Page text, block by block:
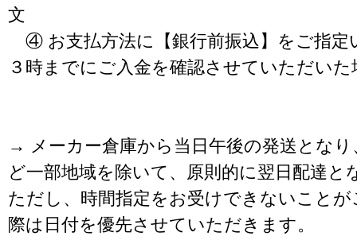
文
④ お支払方法に【銀行前振込】をご指定
３時までにご入金を確認させていただいた
→ メーカー倉庫から当日午後の発送となり
ど一部地域を除いて、原則的に翌日配達と
ただし、時間指定をお受けできないこと
際は日付を優先させていただきます。